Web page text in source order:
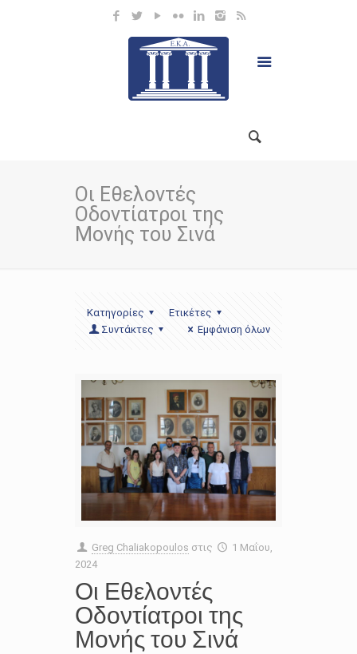
Οι Εθελοντές
Οδοντίατροι της
Μονής του Σινά
Κατηγορίες
Ετικέτες
Συντάκτες
Εμφάνιση όλων
Greg Chaliakopoulos στις
1 Μαΐου,
2024
Οι Εθελοντές
Οδοντίατροι της
Μονής του Σινά